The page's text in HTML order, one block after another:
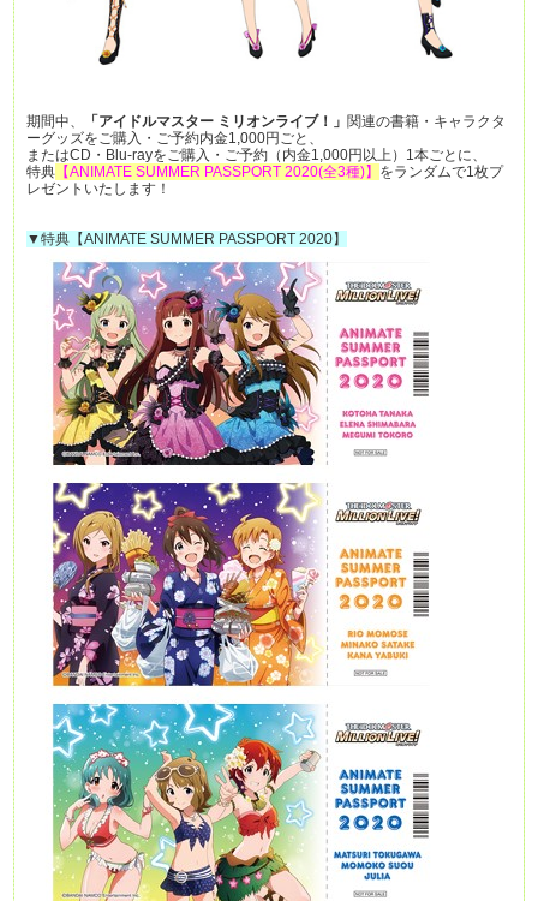
期間中、 「アイドルマスター ミリオンライブ！」 関連の書籍・キャラクタ
ーグッズをご購入・ご予約内金1,000円ごと、
またはCD・Blu-rayをご購入・ご予約（内金1,000円以上）1本ごとに、
特典【ANIMATE SUMMER PASSPORT 2020(全3種)】 をランダムで1枚プ
レゼントいたします！
▼特典【ANIMATE SUMMER PASSPORT 2020】